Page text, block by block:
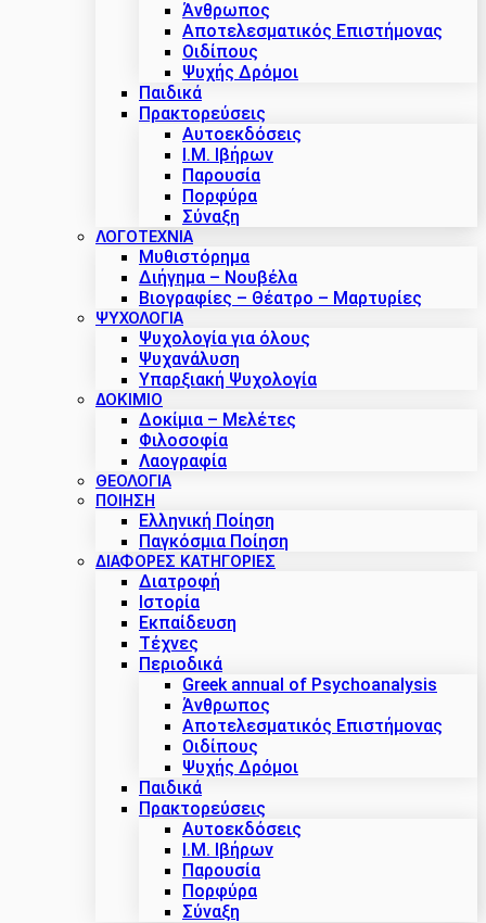
Άνθρωπος
Αποτελεσματικός Επιστήμονας
Οιδίπους
Ψυχής Δρόμοι
Παιδικά
Πρακτoρεύσεις
Αυτοεκδόσεις
Ι.Μ. Ιβήρων
Παρουσία
Πορφύρα
Σύναξη
ΛΟΓΟΤΕΧΝΙΑ
Μυθιστόρημα
Διήγημα – Νουβέλα
Βιογραφίες – Θέατρο – Μαρτυρίες
ΨΥΧΟΛΟΓΙΑ
Ψυχολογία για όλους
Ψυχανάλυση
Υπαρξιακή Ψυχολογία
ΔΟΚΊΜΙΟ
Δοκίμια – Μελέτες
Φιλοσοφία
Λαογραφία
ΘΕΟΛΟΓΙΑ
ΠΟΙΗΣΗ
Ελληνική Ποίηση
Παγκόσμια Ποίηση
ΔΙΑΦΟΡΕΣ ΚΑΤΗΓΟΡΙΕΣ
Διατροφή
Ιστορία
Εκπαίδευση
Τέχνες
Περιοδικά
Greek annual of Psychoanalysis
Άνθρωπος
Αποτελεσματικός Επιστήμονας
Οιδίπους
Ψυχής Δρόμοι
Παιδικά
Πρακτoρεύσεις
Αυτοεκδόσεις
Ι.Μ. Ιβήρων
Παρουσία
Πορφύρα
Σύναξη